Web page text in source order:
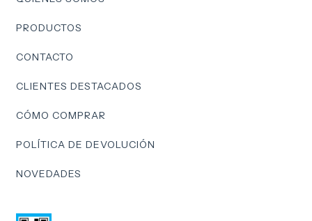
PRODUCTOS
CONTACTO
CLIENTES DESTACADOS
CÓMO COMPRAR
POLÍTICA DE DEVOLUCIÓN
NOVEDADES